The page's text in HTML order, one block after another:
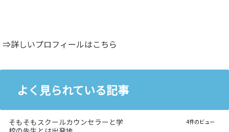
⇒詳しいプロフィールはこちら
よく見られている記事
そもそもスクールカウンセラーと学
4件のビュー